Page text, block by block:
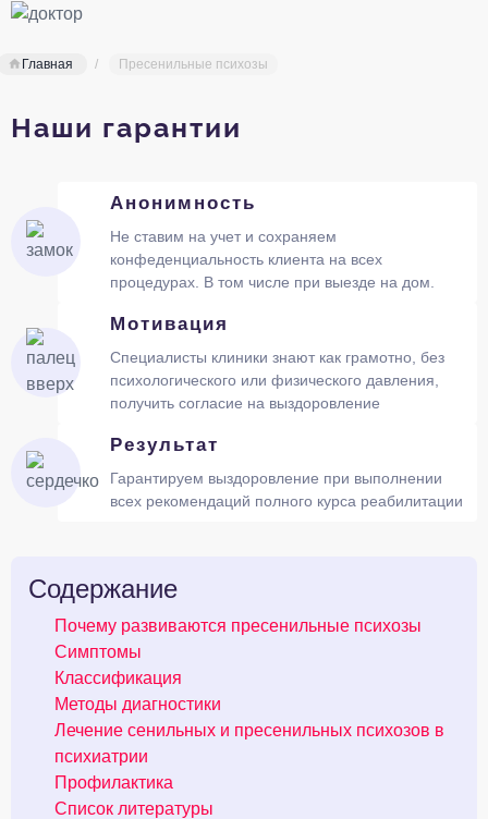
Главная Пресенильные психозы
Наши гарантии
Анонимность
Не ставим на учет и сохраняем
конфеденциальность клиента на всех
процедурах. В том числе при выезде на дом.
Мотивация
Специалисты клиники знают как грамотно, без
психологического или физического давления,
получить согласие на выздоровление
Результат
Гарантируем выздоровление при выполнении
всех рекомендаций полного курса реабилитации
Содержание
Почему развиваются пресенильные психозы
Симптомы
Классификация
Методы диагностики
Лечение сенильных и пресенильных психозов в
психиатрии
Профилактика
Список литературы